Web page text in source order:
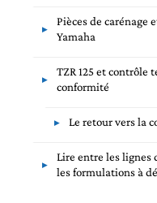
Pièces de carénage
Yamaha
TZR 125 et contrôle
conformité
Le retour vers la
Lire entre les lignes
les formulations à